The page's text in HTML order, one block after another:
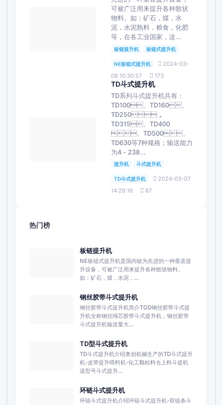
可被广泛用来提升各种散状
物料。如：矿石，煤，水
泥，水泥熟料，粮食，化肥
等，在各工业国家，这...
板链提升机 板链式提升机
NE板链式提升机
2024-03-
08 10:30:57
175
TD斗式提升机
TD系列斗式提升机共有：
TD100、TD160、
TD250，
TD315、TD400
、TD500、
TD630等7种规格；输送能力
为4－238...
提升机 斗式提升机
TD斗式提升机
2024-03-07
14:26:16
87
热门榜
板链提升机
NE板链式提升机是国内较为先进的一种垂直提
升设备，可被广泛用来提升各种散状物料。
如：矿石，煤，水泥，...
钢丝胶带斗式提升机
钢丝胶带斗式提升机简介TGD钢丝胶带斗式提
升机全称钢丝绳芯胶带斗式提升机，钢丝胶带
斗式提升机输送量大...
TD型斗式提升机
TD斗式提升机介绍奥创机械生产的TD斗式提升
机-皮带提升喂料机-化工颗粒料仓上料斗提机
该型号斗式提升...
环链斗式提升机
环链斗式提升机介绍环链斗式提升机-双链条斗